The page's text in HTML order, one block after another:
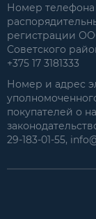
Номер телефона
регистрации
Советского
+375 17 3181333
Номер и адрес
покупателей о
29-183-01-55,